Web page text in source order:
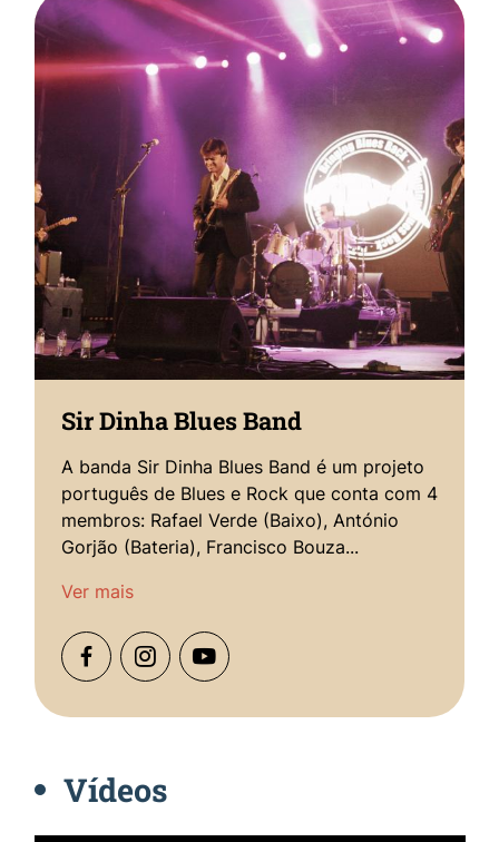
Sir Dinha Blues Band
A banda Sir Dinha Blues Band é um projeto
português de Blues e Rock que conta com 4
membros: Rafael Verde (Baixo), António
Gorjão (Bateria), Francisco Bouza...
Ver mais
Vídeos